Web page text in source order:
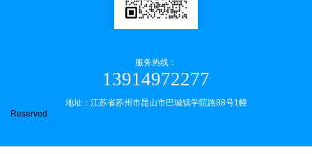
服务热线：
13914972277
地址：江苏省苏州市昆山市巴城镇学院路88号1幢
Reserved